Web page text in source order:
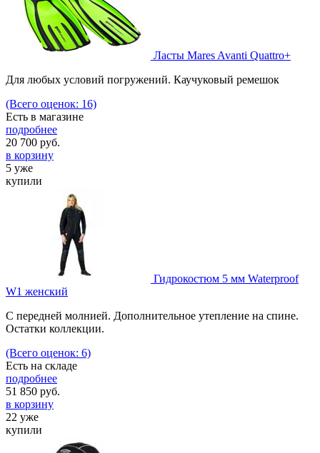
Ласты Mares Avanti Quattro+
Для любых условий погружений. Каучуковый ремешок
(Всего оценок: 16)
Есть в магазине
подробнее
20 700 руб.
в корзину
5 уже
купили
Гидрокостюм 5 мм Waterproof
W1 женский
С передней молнией. Дополнительное утепление на спине.
Остатки коллекции.
(Всего оценок: 6)
Есть на складе
подробнее
51 850 руб.
в корзину
22 уже
купили